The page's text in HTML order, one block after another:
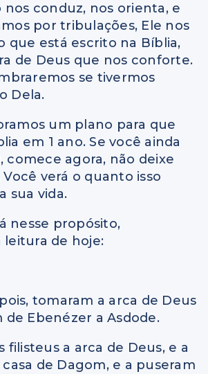
nos conduz, nos orienta, e
por tribulações, Ele nos
que está escrito na Bíblia,
de Deus que nos conforte.
se tivermos
Dela.
um plano para que
em 1 ano. Se você ainda
comece agora, não deixe
verá o quanto isso
sua vida.
nesse propósito,
leitura de hoje:
tomaram a arca de Deus
de Ebenézer a Asdode.
filisteus a arca de Deus, e a
de Dagom, e a puseram